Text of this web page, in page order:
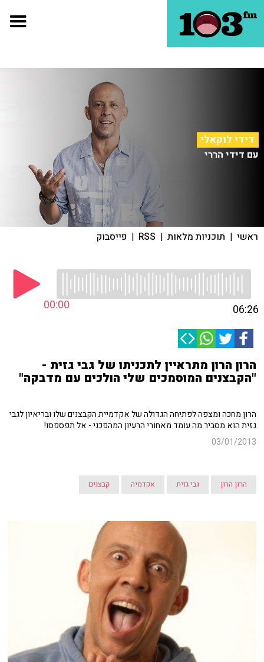
דידי לוקאלי
עם דידי הררי
ראשי | תוכניות מלאות |
RSS
| פייסבוק
00:00 06:26
הרון הרון מתראיין לתכניתו של גבי גזית -
"הקבצנים המוסמכים שלי הולכים עם מדבקה"
הרון מחכה ומצפה לפתיחה הגדולה של אקדמיית הקבצנים שלו ובריאיון לגבי
גזית הוא מסביר מה עומד מאחורי הרעיון המהפכני - אל תפספסו!
03/01/2013
הרון הרון גבי גזית אקדמיה קבצנים